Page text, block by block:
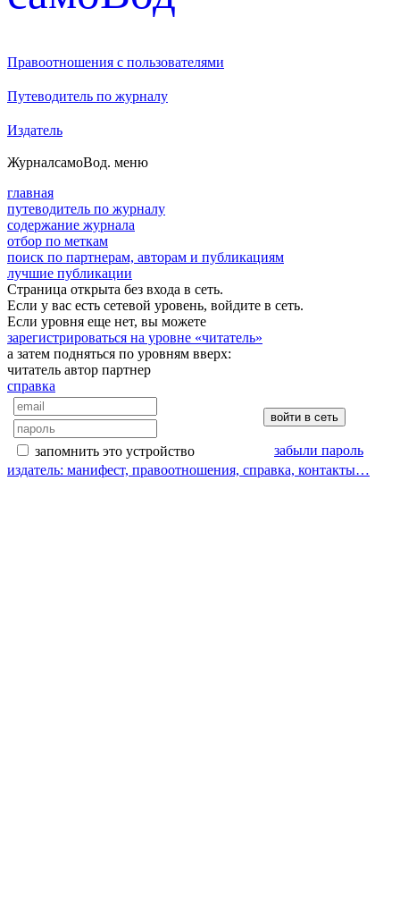
Правоотношения с пользователями
Путеводитель по журналу
Издатель
ЖурналсамоВод. меню
главная
путеводитель по журналу
содержание журнала
отбор по меткам
поиск по партнерам, авторам и публикациям
лучшие публикации
Страница открыта без входа в сеть.
Если у вас есть сетевой уровень, войдите в сеть.
Если уровня еще нет, вы можете
зарегистрироваться на уровне «читатель»
а затем подняться по уровням вверх:
читатель автор партнер
справка
запомнить это устройство
забыли пароль
издатель: манифест, правоотношения, справка, контакты…